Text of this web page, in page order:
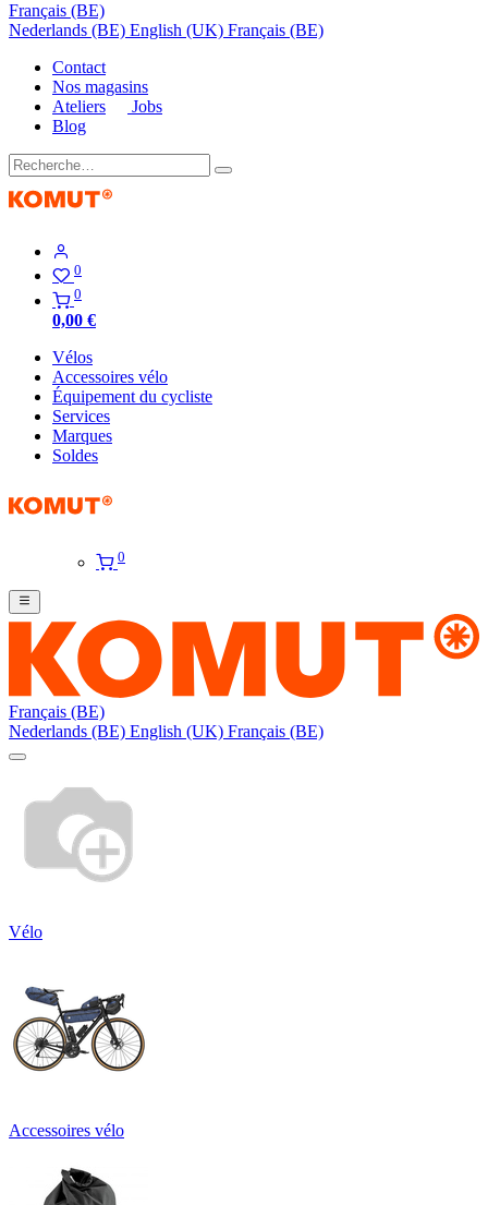
Français (BE)
Nederlands (BE) English (UK) Français (BE)
Contact
Nos magasins
Ateliers
Jobs
Blog
0
0
0,00 €
Vélos
Accessoires vélo
Équipement du cycliste
Services
Marques
Soldes
0
Français (BE)
Nederlands (BE) English (UK) Français (BE)
Vélo
Accessoires vélo